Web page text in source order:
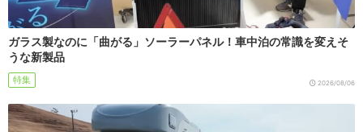
ガラス製なのに「曲がる」ソーラーパネル！車中泊の常識を変えそ
うな新製品
特集 2026/08/06